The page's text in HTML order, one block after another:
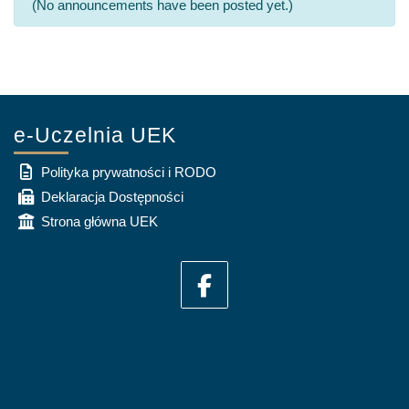
(No announcements have been posted yet.)
e-Uczelnia UEK
Polityka prywatności i RODO
Deklaracja Dostępności
Strona główna UEK